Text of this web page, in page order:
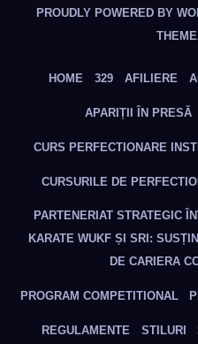
PROUDLY POWERED BY
HOME 329 AFILIERE
APARIȚII ÎN PRESĂ
CURS PERFECTIONARE
CURSURILE DE
PARTENERIAT STRATEGIC
KARATE WUKF ȘI SRI:
DE CARIERA
PROGRAM COMPETITIONAL
REGULAMENTE STILURI